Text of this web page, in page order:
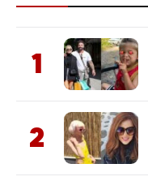
1
2